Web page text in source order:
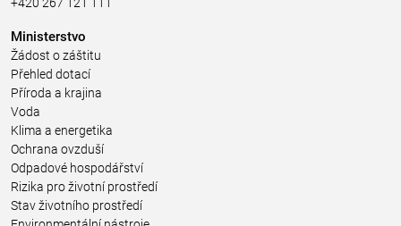
Ministerstvo
Žádost o záštitu
Přehled dotací
Příroda a krajina
Voda
Klima a energetika
Ochrana ovzduší
Odpadové hospodářství
Rizika pro životní prostředí
Stav životního prostředí